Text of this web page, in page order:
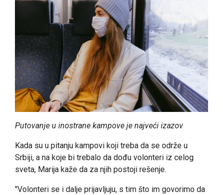
Putovanje u inostrane kampove je najveći izazov
Kada su u pitanju kampovi koji treba da se održe u
Srbiji, a na koje bi trebalo da dođu volonteri iz celog
sveta, Marija kaže da za njih postoji rešenje.
"Volonteri se i dalje prijavljuju, s tim što im govorimo da